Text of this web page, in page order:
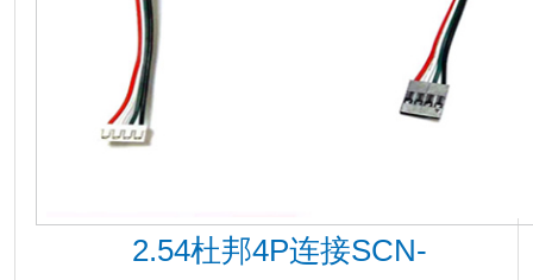
2.54杜邦4P连接SCN-